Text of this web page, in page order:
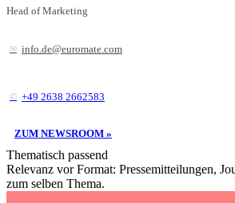
Head of Marketing
info.de@euromate.com
+49 2638 2662583
ZUM NEWSROOM »
Thematisch passend
Relevanz vor Format: Pressemitteilungen,
zum selben Thema.